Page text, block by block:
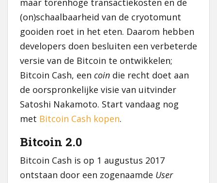
maar torenhoge transactiekosten en de
(on)schaalbaarheid van de cryotomunt
gooiden roet in het eten. Daarom hebben
developers doen besluiten een verbeterde
versie van de Bitcoin te ontwikkelen;
Bitcoin Cash, een coin die recht doet aan
de oorspronkelijke visie van uitvinder
Satoshi Nakamoto. Start vandaag nog
met Bitcoin Cash kopen.
Bitcoin 2.0
Bitcoin Cash is op 1 augustus 2017
ontstaan door een zogenaamde User